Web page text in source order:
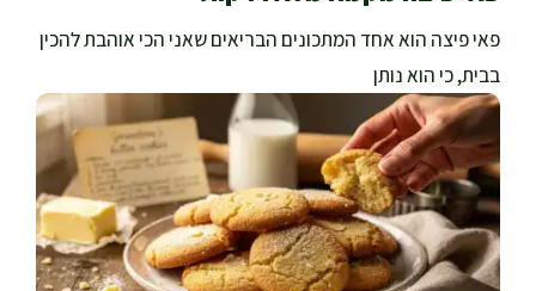
פאי פיצה הוא אחד המתכונים הבריאים שאני הכי אוהבת להכין
בבית, כי הוא נותן